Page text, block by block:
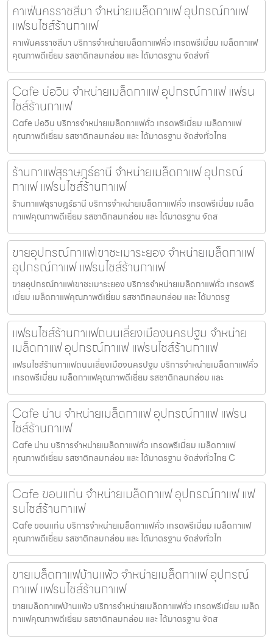
คาเฟ่นครราชสีมา จำหน่ายเมล็ดกาแฟ อุปกรณ์กาแฟ
แฟรนไชส์ร้านกาแฟ
คาเฟ่นครราชสีมา บริการจำหน่ายเมล็ดกาแฟคั่ว เกรดพรีเมี่ยม เมล็ดกาแฟ
คุณภาพดีเยี่ยม รสชาติกลมกล่อม และ ได้มาตรฐาน จัดส่งทั่
Cafe บ่อวิน จำหน่ายเมล็ดกาแฟ อุปกรณ์กาแฟ แฟรน
ไชส์ร้านกาแฟ
Cafe บ่อวิน บริการจำหน่ายเมล็ดกาแฟคั่ว เกรดพรีเมี่ยม เมล็ดกาแฟ
คุณภาพดีเยี่ยม รสชาติกลมกล่อม และ ได้มาตรฐาน จัดส่งทั่วไทย
ร้านกาแฟสุราษฎร์ธานี จำหน่ายเมล็ดกาแฟ อุปกรณ์
กาแฟ แฟรนไชส์ร้านกาแฟ
ร้านกาแฟสุราษฎร์ธานี บริการจำหน่ายเมล็ดกาแฟคั่ว เกรดพรีเมี่ยม เมล็ด
กาแฟคุณภาพดีเยี่ยม รสชาติกลมกล่อม และ ได้มาตรฐาน จัดส
ขายอุปกรณ์กาแฟเขาชะเมาระยอง จำหน่ายเมล็ดกาแฟ
อุปกรณ์กาแฟ แฟรนไชส์ร้านกาแฟ
ขายอุปกรณ์กาแฟเขาชะเมาระยอง บริการจำหน่ายเมล็ดกาแฟคั่ว เกรดพรี
เมี่ยม เมล็ดกาแฟคุณภาพดีเยี่ยม รสชาติกลมกล่อม และ ได้มาตรฐ
แฟรนไชส์ร้านกาแฟถนนเลี่ยงเมืองนครปฐม จำหน่าย
เมล็ดกาแฟ อุปกรณ์กาแฟ แฟรนไชส์ร้านกาแฟ
แฟรนไชส์ร้านกาแฟถนนเลี่ยงเมืองนครปฐม บริการจำหน่ายเมล็ดกาแฟคั่ว
เกรดพรีเมี่ยม เมล็ดกาแฟคุณภาพดีเยี่ยม รสชาติกลมกล่อม และ
Cafe น่าน จำหน่ายเมล็ดกาแฟ อุปกรณ์กาแฟ แฟรน
ไชส์ร้านกาแฟ
Cafe น่าน บริการจำหน่ายเมล็ดกาแฟคั่ว เกรดพรีเมี่ยม เมล็ดกาแฟ
คุณภาพดีเยี่ยม รสชาติกลมกล่อม และ ได้มาตรฐาน จัดส่งทั่วไทย C
Cafe ขอนแก่น จำหน่ายเมล็ดกาแฟ อุปกรณ์กาแฟ แฟ
รนไชส์ร้านกาแฟ
Cafe ขอนแก่น บริการจำหน่ายเมล็ดกาแฟคั่ว เกรดพรีเมี่ยม เมล็ดกาแฟ
คุณภาพดีเยี่ยม รสชาติกลมกล่อม และ ได้มาตรฐาน จัดส่งทั่วไท
ขายเมล็ดกาแฟบ้านแพ้ว จำหน่ายเมล็ดกาแฟ อุปกรณ์
กาแฟ แฟรนไชส์ร้านกาแฟ
ขายเมล็ดกาแฟบ้านแพ้ว บริการจำหน่ายเมล็ดกาแฟคั่ว เกรดพรีเมี่ยม เมล็ด
กาแฟคุณภาพดีเยี่ยม รสชาติกลมกล่อม และ ได้มาตรฐาน จัดส